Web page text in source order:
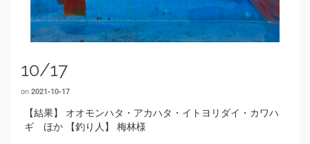
10/17
on 2021-10-17
【結果】 オオモンハタ・アカハタ・イトヨリダイ・カワハ
ギ ほか 【釣り人】 梅林様